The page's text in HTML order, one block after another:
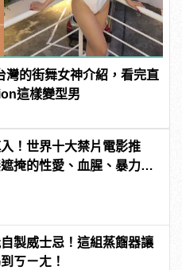
灣的街舞女神介紹，看完直
這樣變型男
！世界十大禁片電影推
掩的性愛、血腥、暴力、
製威士忌！這組蒸餾器讓
ㄎㄧㄤ！